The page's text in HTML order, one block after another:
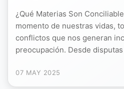
¿Qué Materias Son
momento de nuestras vidas,
conflictos que nos generan
preocupación. Desde
07 MAY 2025